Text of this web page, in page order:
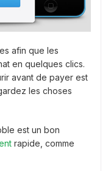
afin que les
en quelques clics.
avant de payer est
les choses
est un bon
rapide, comme